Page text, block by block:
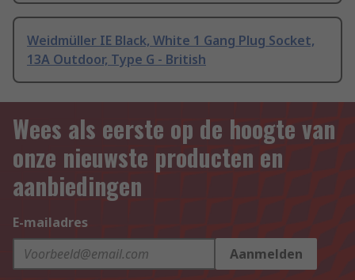
Weidmüller IE Black, White 1 Gang Plug Socket,
13A Outdoor, Type G - British
Wees als eerste op de hoogte van
onze nieuwste producten en
aanbiedingen
E-mailadres
Aanmelden